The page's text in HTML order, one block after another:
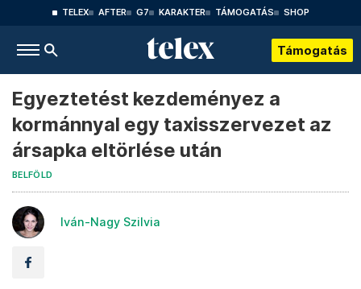
TELEX AFTER G7 KARAKTER TÁMOGATÁS SHOP
Támogatás
Egyeztetést kezdeményez a
kormánnyal egy taxisszervezet az
ársapka eltörlése után
BELFÖLD
Iván-Nagy Szilvia